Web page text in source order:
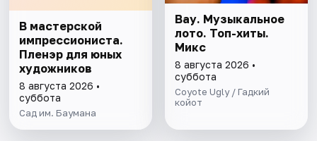
В мастерской
импрессиониста.
Пленэр для юных
художников
8 августа 2026 •
суббота
Сад им. Баумана
Вау. Музыкальное
лото. Топ-хиты.
Микс
8 августа 2026 •
суббота
Coyote Ugly / Гадкий
койот